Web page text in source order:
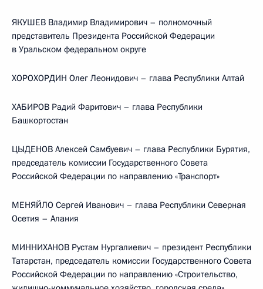
ЯКУШЕВ Владимир Владимирович – полномочный
представитель Президента Российской Федерации
в Уральском федеральном округе
ХОРОХОРДИН Олег Леонидович – глава Республики Алтай
ХАБИРОВ Радий Фаритович – глава Республики
Башкортостан
ЦЫДЕНОВ Алексей Самбуевич – глава Республики Бурятия,
председатель комиссии Государственного Совета
Российской Федерации по направлению «Транспорт»
МЕНЯЙЛО Сергей Иванович – глава Республики Северная
Осетия – Алания
МИННИХАНОВ Рустам Нургалиевич – президент Республики
Татарстан, председатель комиссии Государственного Совета
Российской Федерации по направлению «Строительство,